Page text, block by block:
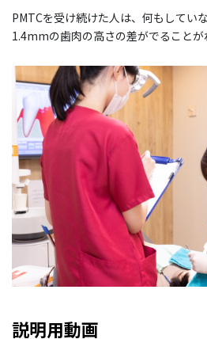
PMTCを受け続けた人は、何もしてい
1.4mmの歯肉の高さの差がでることが
説明用動画